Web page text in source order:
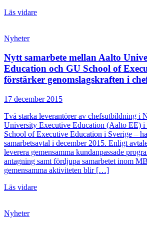
Läs vidare
Nyheter
Nytt samarbete mellan Aalto
Education och GU School of
förstärker genomslagskraften i
17 december 2015
Två starka leverantörer av chefsutbildning i
University Executive Education (Aalto EE)
School of Executive Education i Sverige –
samarbetsavtal i december 2015. Enligt
leverera gemensamma kundanpassade
antagning samt fördjupa samarbetet inom
gemensamma aktiviteten blir […]
Läs vidare
Nyheter